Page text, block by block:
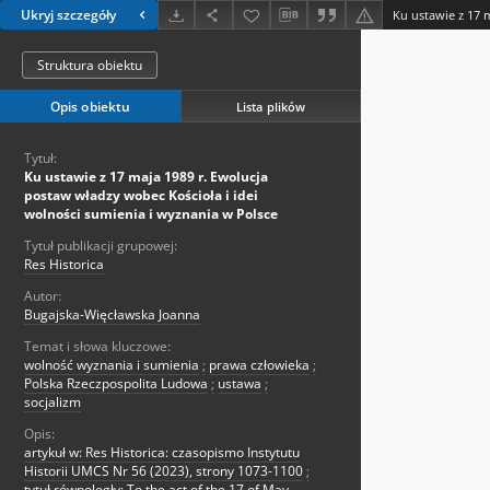
Ukryj szczegóły
Struktura obiektu
Opis obiektu Lista plików
Tytuł:
Ku ustawie z 17 maja 1989 r. Ewolucja
postaw władzy wobec Kościoła i idei
wolności sumienia i wyznania w Polsce
Tytuł publikacji grupowej:
Res Historica
Autor:
Bugajska-Więcławska Joanna
Temat i słowa kluczowe:
wolność wyznania i sumienia ; prawa człowieka ;
Polska Rzeczpospolita Ludowa ; ustawa ;
socjalizm
Opis:
artykuł w: Res Historica: czasopismo Instytutu
Historii UMCS Nr 56 (2023), strony 1073-1100 ;